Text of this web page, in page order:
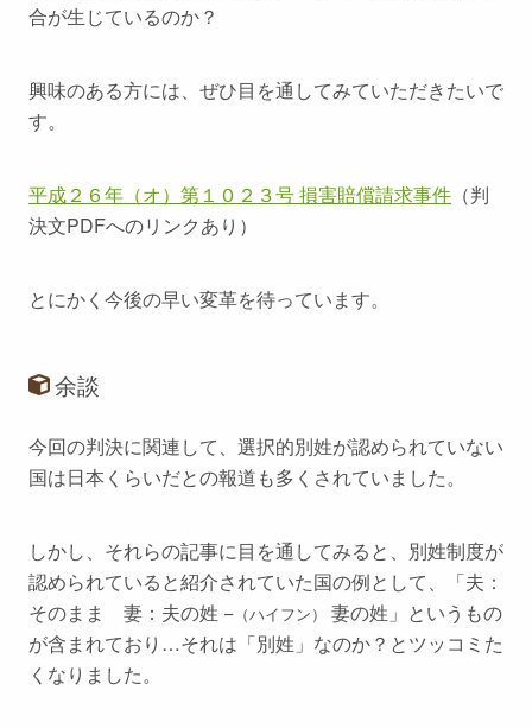
合が生じているのか？
興味のある方には、ぜひ目を通してみていただきたいで
す。
平成２６年（オ）第１０２３号 損害賠償請求事件 （判
決文PDFへのリンクあり）
とにかく今後の早い変革を待っています。
余談
今回の判決に関連して、選択的別姓が認められていない
国は日本くらいだとの報道も多くされていました。
しかし、それらの記事に目を通してみると、別姓制度が
認められていると紹介されていた国の例として、「夫：
そのまま 妻：夫の姓 − （ハイフン）
妻の姓」というもの
が含まれており…それは「別姓」なのか？とツッコミた
くなりました。